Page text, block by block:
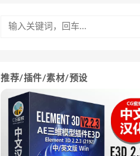
推荐/插件/素材/预设